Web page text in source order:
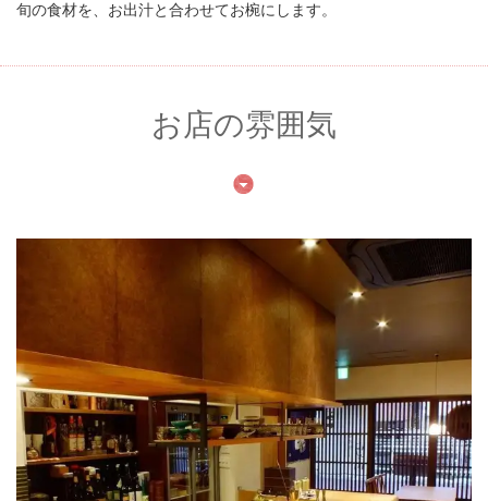
旬の食材を、お出汁と合わせてお椀にします。
お店の雰囲気